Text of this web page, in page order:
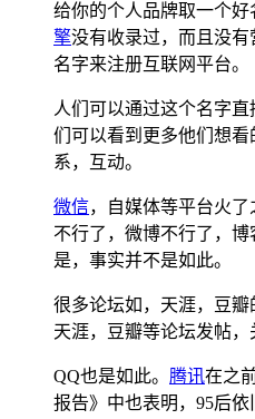
给你的个人品牌取一个
擎没有收录过，而且没
名字来注册互联网平台。
人们可以通过这个名字
们可以看到更多他们想
系，互动。
微信，自媒体等平台火
不行了，微博不行了，
是，事实并不是如此。
很多论坛如，天涯，豆
天涯，豆瓣等论坛发帖，
QQ也是如此。 腾讯在之
报告》中也表明，95后